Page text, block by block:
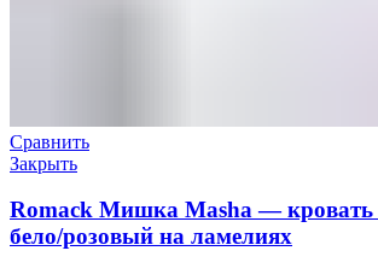
Сравнить
Закрыть
Romack Мишка Masha — кровать
бело/розовый на ламелиях